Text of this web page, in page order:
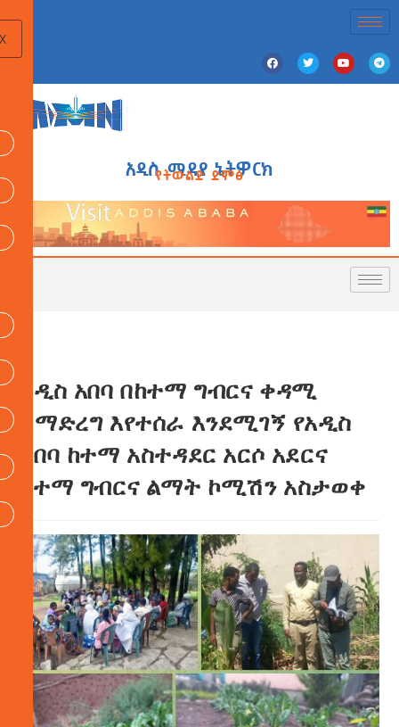
አዲስ ሚዲያ ኔትዎርክ
የትውልድ ድምፅ
አዲስ አበባ በከተማ ግብርና ቀዳሚ
ለማድረግ እየተሰራ እንደሚገኝ የአዲስ
አበባ ከተማ አስተዳደር አርሶ አደርና
ከተማ ግብርና ልማት ኮሚሽን አስታወቀ